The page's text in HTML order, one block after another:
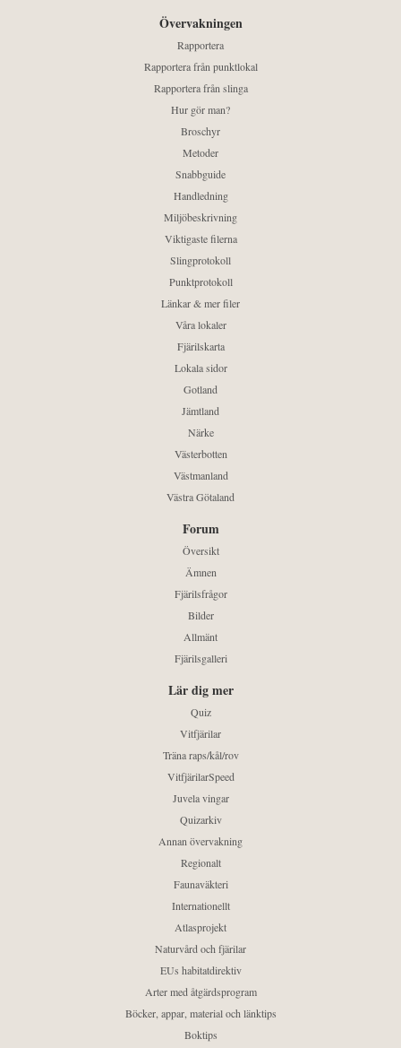
Övervakningen
Rapportera
Rapportera från punktlokal
Rapportera från slinga
Hur gör man?
Broschyr
Metoder
Snabbguide
Handledning
Miljöbeskrivning
Viktigaste filerna
Slingprotokoll
Punktprotokoll
Länkar & mer filer
Våra lokaler
Fjärilskarta
Lokala sidor
Gotland
Jämtland
Närke
Västerbotten
Västmanland
Västra Götaland
Forum
Översikt
Ämnen
Fjärilsfrågor
Bilder
Allmänt
Fjärilsgalleri
Lär dig mer
Quiz
Vitfjärilar
Träna raps/kål/rov
VitfjärilarSpeed
Juvela vingar
Quizarkiv
Annan övervakning
Regionalt
Faunaväkteri
Internationellt
Atlasprojekt
Naturvård och fjärilar
EUs habitatdirektiv
Arter med åtgärdsprogram
Böcker, appar, material och länktips
Boktips